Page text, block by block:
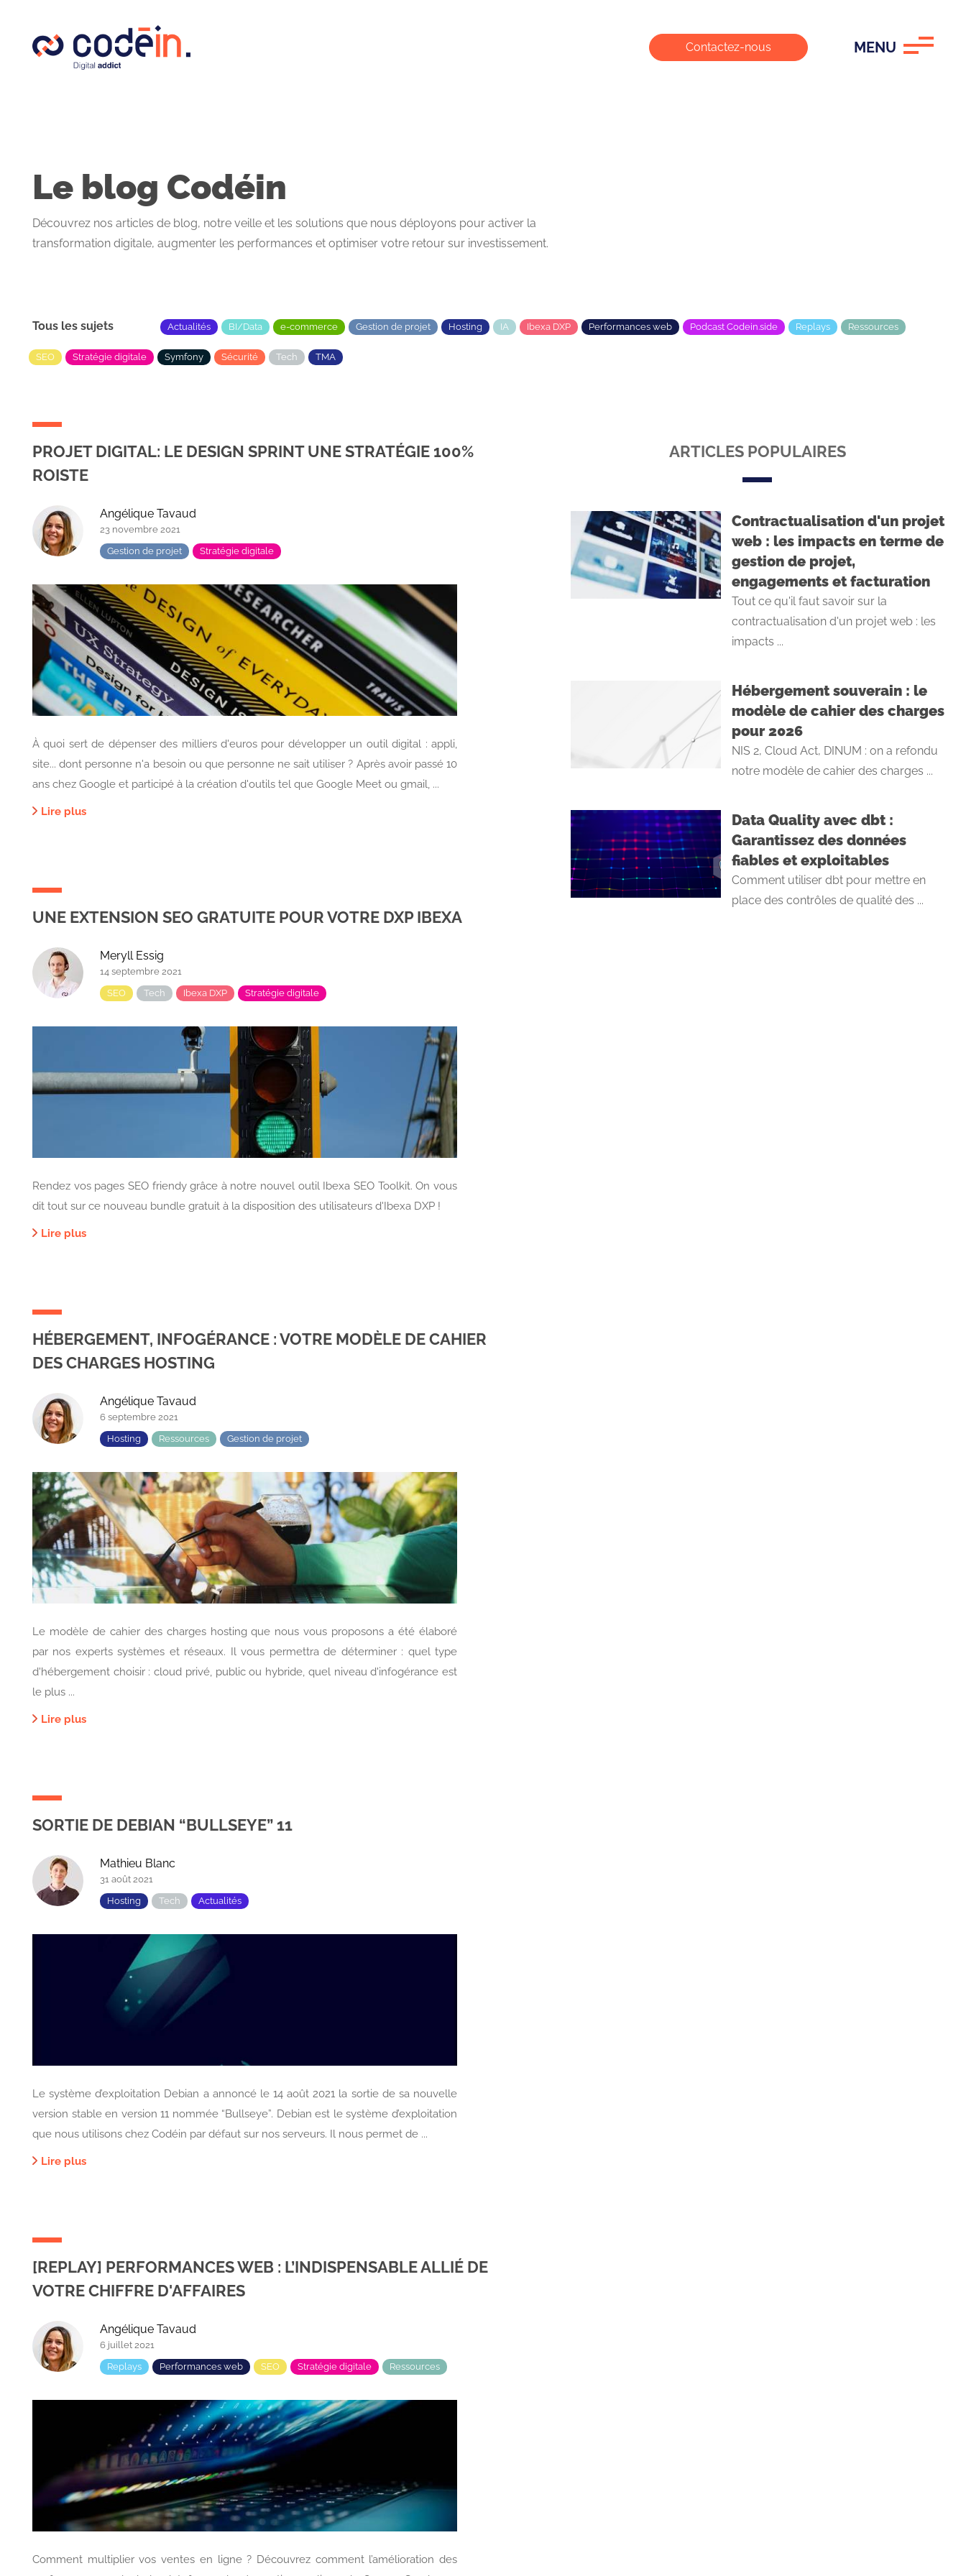
Contactez-nous MENU
Le blog Codéin
Découvrez nos articles de blog, notre veille et les solutions que nous déployons pour activer la
transformation digitale, augmenter les performances et optimiser votre retour sur investissement.
Tous les sujets Actualités BI/Data e-commerce Gestion de projet Hosting IA Ibexa DXP Performances web Podcast Codein.side Replays Ressources
SEO Stratégie digitale Symfony Sécurité Tech TMA
PROJET DIGITAL: LE DESIGN SPRINT UNE STRATÉGIE 100%
ROISTE
Angélique Tavaud
23 novembre 2021
Gestion de projet
Stratégie digitale
À quoi sert de dépenser des milliers d'euros pour développer un outil digital : appli,
site... dont personne n'a besoin ou que personne ne sait utiliser ? Après avoir passé 10
ans chez Google et participé à la création d'outils tel que Google Meet ou gmail, ...
Lire plus
UNE EXTENSION SEO GRATUITE POUR VOTRE DXP IBEXA
Meryll Essig
14 septembre 2021
SEO
Tech Ibexa DXP Stratégie digitale
Rendez vos pages SEO friendy grâce à notre nouvel outil Ibexa SEO Toolkit. On vous
dit tout sur ce nouveau bundle gratuit à la disposition des utilisateurs d'Ibexa DXP !
Lire plus
HÉBERGEMENT, INFOGÉRANCE : VOTRE MODÈLE DE CAHIER
DES CHARGES HOSTING
Angélique Tavaud
6 septembre 2021
Hosting
Ressources Gestion de projet
Le modèle de cahier des charges hosting que nous vous proposons a été élaboré
par nos experts systèmes et réseaux. Il vous permettra de déterminer : quel type
d'hébergement choisir : cloud privé, public ou hybride, quel niveau d'infogérance est
le plus ...
Lire plus
SORTIE DE DEBIAN “BULLSEYE” 11
Mathieu Blanc
31 août 2021
Hosting
Tech Actualités
Le système d’exploitation Debian a annoncé le 14 août 2021 la sortie de sa nouvelle
version stable en version 11 nommée “Bullseye”. Debian est le système d’exploitation
que nous utilisons chez Codéin par défaut sur nos serveurs. Il nous permet de ...
Lire plus
[REPLAY] PERFORMANCES WEB : L’INDISPENSABLE ALLIÉ DE
VOTRE CHIFFRE D'AFFAIRES
Angélique Tavaud
6 juillet 2021
Replays
Performances web SEO Stratégie digitale Ressources
Comment multiplier vos ventes en ligne ? Découvrez comment l’amélioration des
ARTICLES POPULAIRES
Contractualisation d'un projet
web : les impacts en terme de
gestion de projet,
engagements et facturation
Tout ce qu'il faut savoir sur la
contractualisation d'un projet web : les
impacts ...
Hébergement souverain : le
modèle de cahier des charges
pour 2026
NIS 2, Cloud Act, DINUM : on a refondu
notre modèle de cahier des charges ...
Data Quality avec dbt :
Garantissez des données
fiables et exploitables
Comment utiliser dbt pour mettre en
place des contrôles de qualité des ...